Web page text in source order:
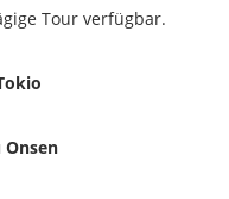
Tour verfügbar.
Onsen